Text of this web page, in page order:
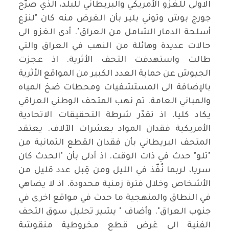
الاولى للغزو الأمريكي والبريطاني للبلد، الذي صرّح
جورج بوش وتوني بلير بأن الغرض منه كان "لنزع
أسلحة الدمار الشامل من العراق". أدى الغزو الى
حالات عديدة وهائلة من النهب في العراق والتي
طالت واستهدفت التحف الأثرية. اذ عجزت
الجيوش عن حماية العدد الكبير من المواقع الأثرية
بالإضافة الى المستشفيات ومحطات ضخ المياه
والمباني العامة. تم نهب المتحف الوطني العراقي
يكاد كليا، اذ تقدّر شرطة التحقيقات الاتحادية
الأمريكية فقدان المواد بعشرات الآلاف. يعتقد
المتحف البريطاني بأن فقدان القطع الثمانية من
"تلو" حدث في ذات الوقت. اذ أدلى بأن "الحدث كان
سريا، لربما نُفّذ في الليل ومن قِبل عدد قليل من
الأشخاص وخلال فترة زمنية محدودة. اذ لا يضاهي
في النطاق والمنهجية ما حدث في مواقع اخرى في
جنوب العراق". وأضاف " يشير تحليل سوق التحف
الفنية الى عَرض قطع مخروطية منقوشة